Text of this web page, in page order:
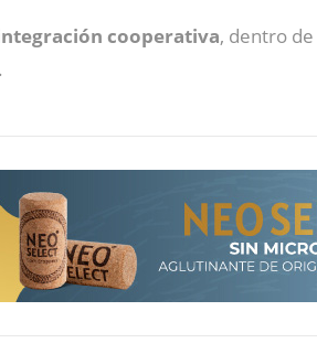
cooperativa, dentro